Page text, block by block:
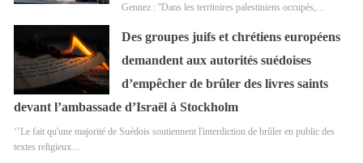
Gennez : ''Dans les territoires palestiniens occupés,…
Des groupes juifs et chrétiens européens
demandent aux autorités suédoises
d’empêcher de brûler des livres saints
devant l’ambassade d’Israël à Stockholm
‘’Le fait qu'une majorité de Suédois soutiennent l'interdiction de brûler en public des
textes religieux…